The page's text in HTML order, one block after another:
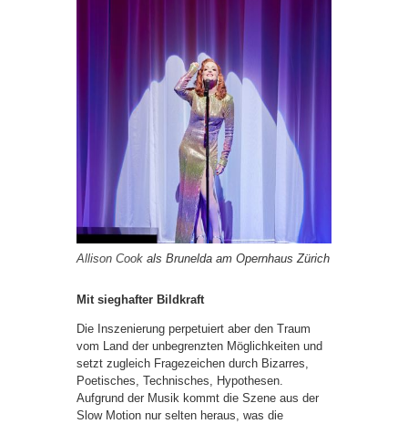
Allison Cook als Brunelda am Opernhaus Zürich
Mit sieghafter Bildkraft
Die Inszenierung perpetuiert aber den Traum
vom Land der unbegrenzten Möglichkeiten und
setzt zugleich Fragezeichen durch Bizarres,
Poetisches, Technisches, Hypothesen.
Aufgrund der Musik kommt die Szene aus der
Slow Motion nur selten heraus, was die